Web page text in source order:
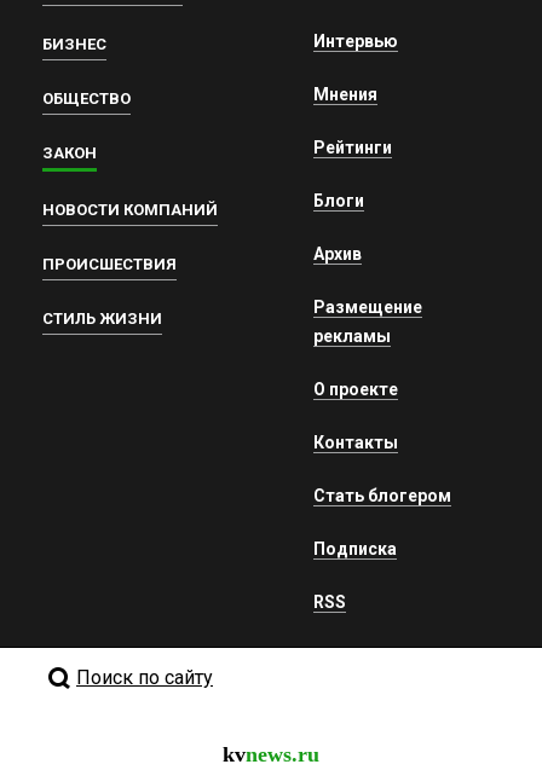
БИЗНЕС
ОБЩЕСТВО
ЗАКОН
НОВОСТИ КОМПАНИЙ
ПРОИСШЕСТВИЯ
СТИЛЬ ЖИЗНИ
Интервью
Мнения
Рейтинги
Блоги
Архив
Размещение
рекламы
О проекте
Контакты
Стать блогером
Подписка
RSS
Поиск по сайту
kvnews.ru